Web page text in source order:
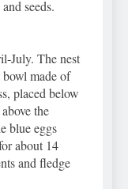
seeds.
July. The nest
made of
placed below
the
blue eggs
about 14
and fledge